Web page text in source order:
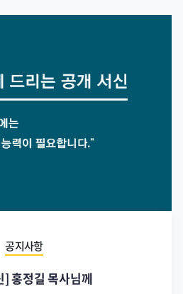
공지사항
] 홍정길 목사님께